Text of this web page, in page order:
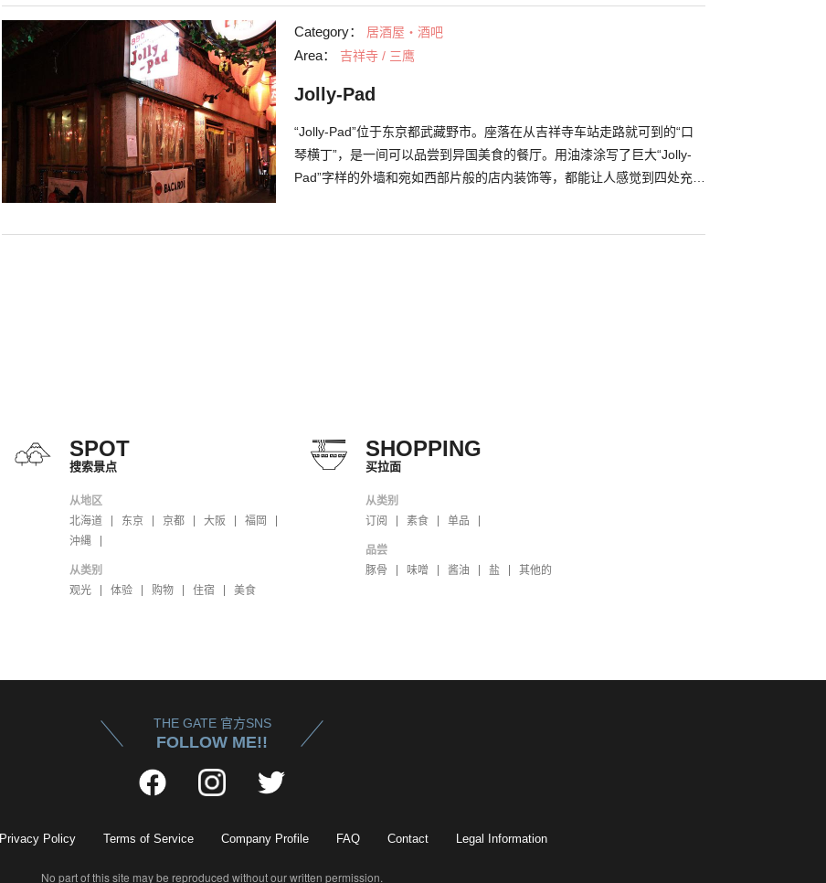
Category： 居酒屋・酒吧
Area： 吉祥寺 / 三鹰
Jolly-Pad
“Jolly-Pad”位于东京都武藏野市。座落在从吉祥寺车站走路就可到的“口
琴横丁”，是一间可以品尝到异国美食的餐厅。用油漆涂写了巨大“Jolly-
Pad”字样的外墙和宛如西部片般的店内装饰等，都能让人感觉到四处充满
SPOT
搜索景点
从地区
北海道
东京 京都 大阪
福岡
沖縄
从类别
观光
体验 购物 住宿 美食
SHOPPING
买拉面
从类别
订阅
素食 单品
品尝
豚骨
味噌 酱油 盐 其他的
THE GATE 官方SNS
FOLLOW ME!!
Privacy Policy Terms of Service Company Profile FAQ Contact Legal Information
No part of this site may be reproduced without our written permission.